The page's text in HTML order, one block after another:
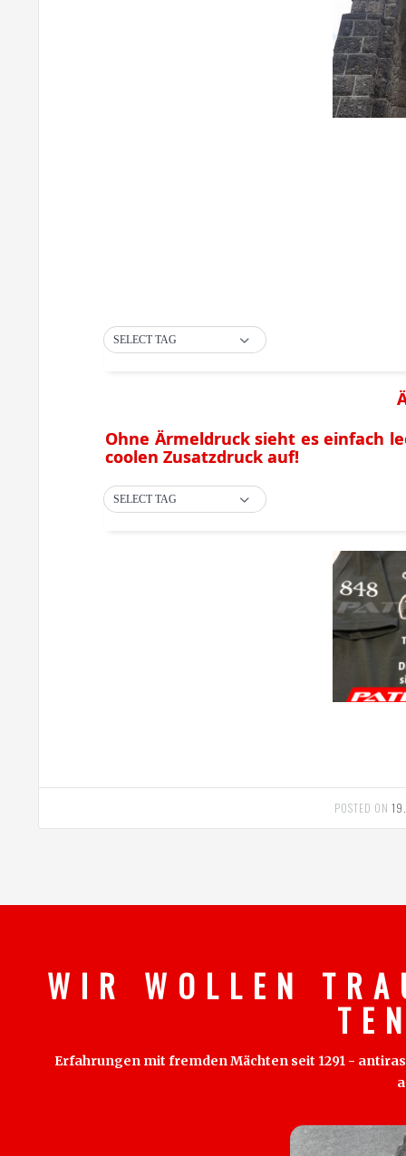
SELECT TAG
Ohne Ärmeldruck sieht es einfach
coolen Zusatzdruck auf!
SELECT TAG
POSTED ON
W I R W O L L E N T R
T E
Erfahrungen mit fremden Mächten seit 1291 -